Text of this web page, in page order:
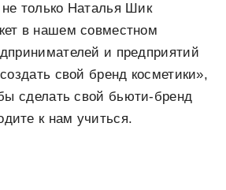
только Наталья Шик
в нашем совместном
и предприятий
свой бренд косметики»,
сделать свой бьюти-бренд
к нам учиться.